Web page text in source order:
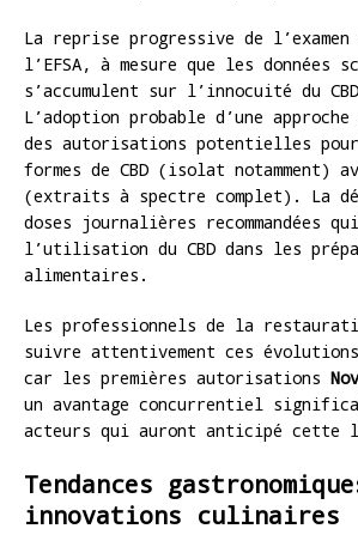
La reprise progressive de
l’EFSA, à mesure que les données
s’accumulent sur l’innocuité du
L’adoption probable d’une
des autorisations potentielles
formes de CBD (isolat notamment)
(extraits à spectre complet). La
doses journalières recommandées
l’utilisation du CBD dans les
alimentaires.
Les professionnels de la
suivre attentivement ces
car les premières autorisations
un avantage concurrentiel
acteurs qui auront anticipé cette
Tendances
innovations culinaires